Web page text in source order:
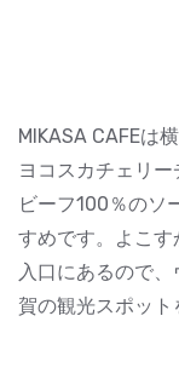
MIKASA CAFEは
ヨコスカチェリー
ビーフ100％のソ
すめです。よこ
入口にあるので
賀の観光スポット